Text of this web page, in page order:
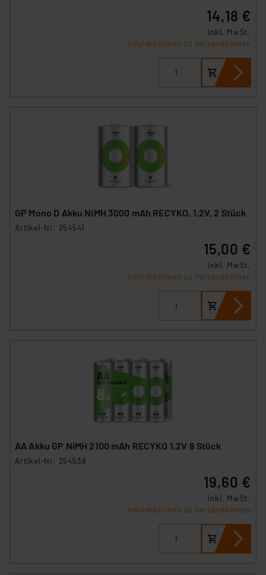
14,18 €
inkl. MwSt.
Informationen zu Versandkosten
GP Mono D Akku NiMH 3000 mAh RECYKO, 1,2V, 2 Stück
Artikel-Nr. 254541
15,00 €
inkl. MwSt.
Informationen zu Versandkosten
AA Akku GP NiMH 2100 mAh RECYKO 1,2V 8 Stück
Artikel-Nr. 254538
19,60 €
inkl. MwSt.
Informationen zu Versandkosten